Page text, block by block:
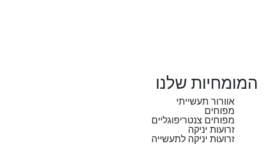
המומחיות שלנו
אוורור תעשייתי
מפוחים
מפוחים צנטריפוגליים
זרועות יניקה
זרועות יניקה לתעשייה